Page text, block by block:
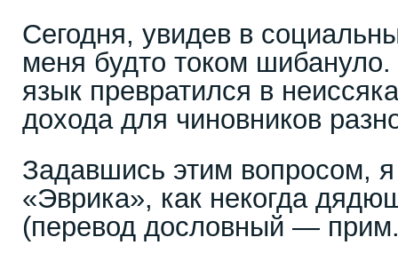
Сегодня, увидев в
меня будто током
язык превратился в
дохода для чиновников
Задавшись этим вопросом,
«Эврика», как некогда
(перевод дословный —